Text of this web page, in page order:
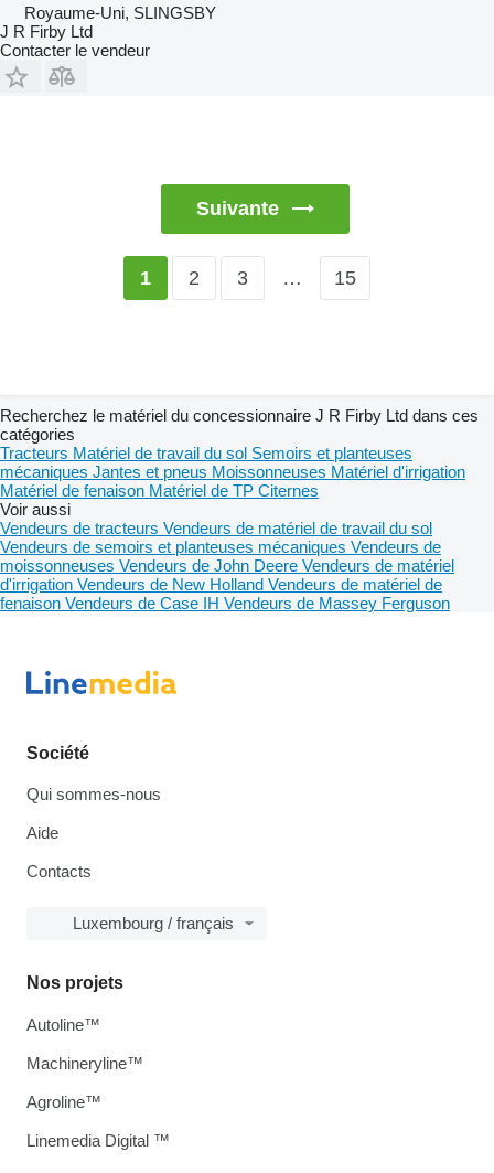
Royaume-Uni, SLINGSBY
J R Firby Ltd
Contacter le vendeur
Suivante
1 2 3 … 15
Recherchez le matériel du concessionnaire J R Firby Ltd dans ces
catégories
Tracteurs Matériel de travail du sol Semoirs et planteuses
mécaniques Jantes et pneus Moissonneuses Matériel d'irrigation
Matériel de fenaison Matériel de TP Citernes
Voir aussi
Vendeurs de tracteurs Vendeurs de matériel de travail du sol
Vendeurs de semoirs et planteuses mécaniques Vendeurs de
moissonneuses Vendeurs de John Deere Vendeurs de matériel
d'irrigation Vendeurs de New Holland Vendeurs de matériel de
fenaison Vendeurs de Case IH Vendeurs de Massey Ferguson
Société
Qui sommes-nous
Aide
Contacts
Luxembourg / français
Nos projets
Autoline™
Machineryline™
Agroline™
Linemedia Digital ™